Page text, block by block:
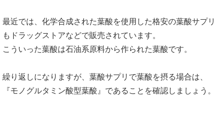
最近では、化学合成された葉酸を使用した格安の葉酸サプリ
もドラッグストアなどで販売されています。
こういった葉酸は石油系原料から作られた葉酸です。
繰り返しになりますが、葉酸サプリで葉酸を摂る場合は、
『モノグルタミン酸型葉酸』であることを確認しましょう。